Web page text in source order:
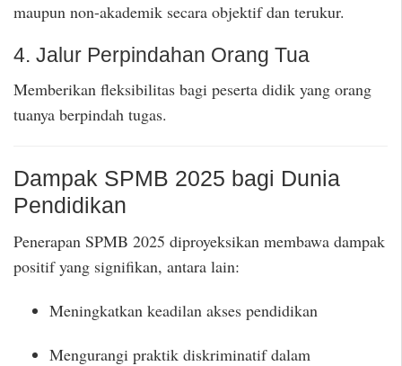
maupun non-akademik secara objektif dan terukur.
4. Jalur Perpindahan Orang Tua
Memberikan fleksibilitas bagi peserta didik yang orang
tuanya berpindah tugas.
Dampak SPMB 2025 bagi Dunia
Pendidikan
Penerapan SPMB 2025 diproyeksikan membawa dampak
positif yang signifikan, antara lain:
Meningkatkan keadilan akses pendidikan
Mengurangi praktik diskriminatif dalam